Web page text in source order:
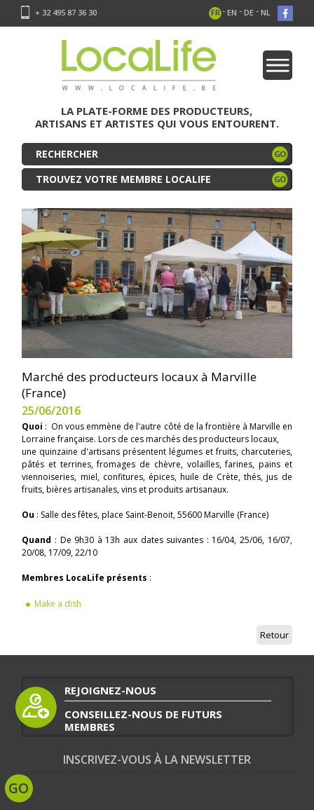
+ 32 495 87 36 30 FR - EN - DE - NL
LA PLATE-FORME DES PRODUCTEURS,
ARTISANS ET ARTISTES QUI VOUS ENTOURENT.
TROUVEZ VOTRE MEMBRE LOCALIFE
Marché des producteurs locaux à Marville
(France)
25/06/2016
Quoi : On vous emmène de l'autre côté de la frontière à Marville en
Lorraine française. Lors de ces marchés des producteurs locaux,
une quinzaine d'artisans présentent légumes et fruits, charcuteries,
pâtés et terrines, fromages de chèvre, volailles, farines, pains et
viennoiseries, miel, confitures, épices, huile de Crète, thés, jus de
fruits, bières artisanales, vins et produits artisanaux.
Ou : Salle des fêtes, place Saint-Benoit, 55600 Marville (France)
Quand : De 9h30 à 13h aux dates suivantes : 16/04, 25/06, 16/07,
20/08, 17/09, 22/10
Membres LocaLife présents :
Make a dish
Retour
REJOIGNEZ-NOUS
CONSEILLEZ-NOUS DE FUTURS
MEMBRES
INSCRIVEZ-VOUS À LA NEWSLETTER